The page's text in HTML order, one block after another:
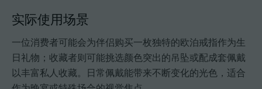
实际使用场景
一位消费者可能会为伴侣购买一枚独特的欧泊戒指作为生
日礼物；收藏者则可能挑选颜色突出的吊坠或配成套佩戴
以丰富私人收藏。日常佩戴能带来不断变化的光色，适合